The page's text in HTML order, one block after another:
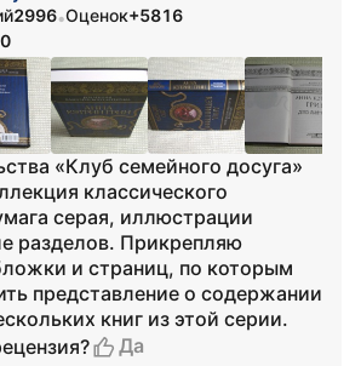
2996•Оценок+5816
0
«Клуб семейного досуга»
классического
серая, иллюстрации
разделов. Прикрепляю
и страниц, по которым
представление о содержании
книг из этой серии.
Да